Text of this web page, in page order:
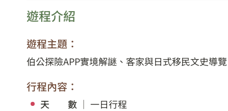
遊程介紹
遊程主題：
伯公探險APP實境解謎、客家與日式移民文史導覽
行程內容：
天 數 ｜ 一日行程